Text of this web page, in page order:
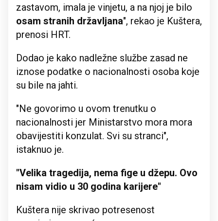
zastavom, imala je vinjetu, a na njoj je bilo
osam stranih državljana", rekao je Kuštera,
prenosi HRT.
Dodao je kako nadležne službe zasad ne
iznose podatke o nacionalnosti osoba koje
su bile na jahti.
"Ne govorimo u ovom trenutku o
nacionalnosti jer Ministarstvo mora mora
obavijestiti konzulat. Svi su stranci",
istaknuo je.
"Velika tragedija, nema fige u džepu. Ovo
nisam vidio u 30 godina karijere"
Kuštera nije skrivao potresenost